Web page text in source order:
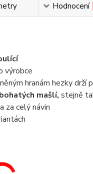
Hodnocení
výrobce
hranám hezky drží
bohatých mašlí, stejně
za celý návin